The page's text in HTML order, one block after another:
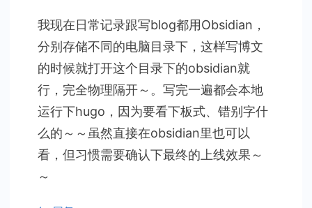
我现在日常记录跟写blog都用Obsidian，
分别存储不同的电脑目录下，这样写博文
的时候就打开这个目录下的obsidian就
行，完全物理隔开～。写完一遍都会本地
运行下hugo，因为要看下板式、错别字什
么的～～虽然直接在obsidian里也可以
看，但习惯需要确认下最终的上线效果～
～